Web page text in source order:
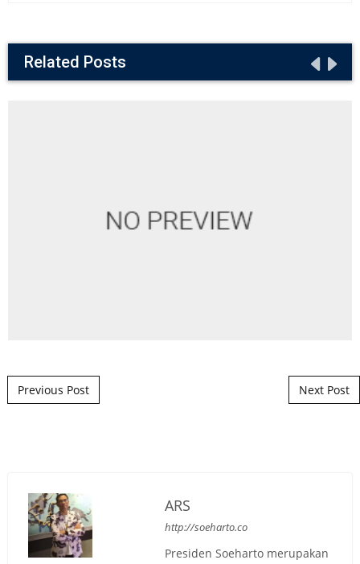
Related Posts
Post navigation
Previous Post Next Post
ARS
http://soeharto.co
Presiden Soeharto merupakan